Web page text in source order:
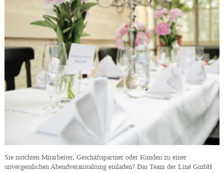
Sie möchten Mitarbeiter, Geschäftspartner oder Kunden zu einer
unvergesslichen Abendveranstaltung einladen? Das Team der Liné GmbH